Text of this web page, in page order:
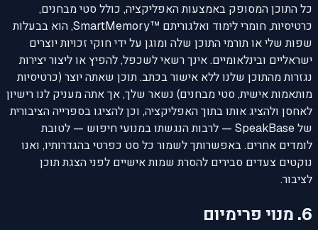
כל התוכן המסופק באמצעות האפליקציה, כולל סטי מבחנים,
כרטיסיות, חומרי לימוד ואלגוריתם SmartMemory™‎, הוא בבעלות
שפות שלי או תורמי התוכן שלה ומוגן על ידי חוקי זכויות יוצרים
ישראליים ובינלאומיים. אינך רשאי לשכפל, להפיץ או ליצור יצירות
נגזרות מהתוכן שלנו ללא אישור בכתב. תוכן שאתה יוצר (כרטיסיות
מותאמות אישית, סטי מבחנים) נשאר שלך, אך אתה מעניק לנו רישיון
לאחסן ולהציג אותו בתוך האפליקציה, וכן להציגו בספרייה הציבורית
של SpeakBase — לרבות הנגשתו במנועי חיפוש — לטובת
לומדים אחרים. באפשרותך לשמור כל סט כפרטי בהגדרותיו, ואנו
נוקטים צעדים סבירים להסרת שמות אישיים לפני הצגת תוכן
לציבור.
6. מנוי פרימיום